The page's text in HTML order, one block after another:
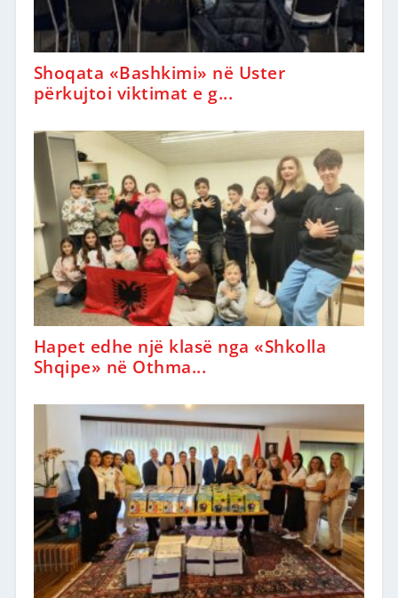
Shoqata «Bashkimi» në Uster
përkujtoi viktimat e g...
Hapet edhe një klasë nga «Shkolla
Shqipe» në Othma...